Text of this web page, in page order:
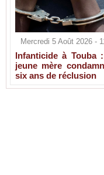
Mercredi 5 Août 2026 -
Infanticide à Touba
jeune mère
six ans de réclusion